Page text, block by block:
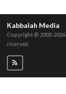
Kabbalah Media
Copyright © 2003-2026
riservati